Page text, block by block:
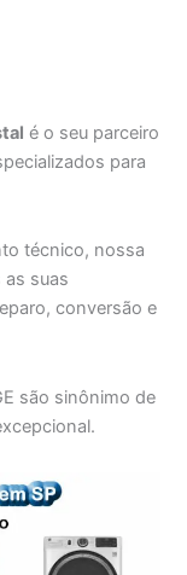
é o seu parceiro
para
técnico, nossa
suas
conversão e
são sinônimo de